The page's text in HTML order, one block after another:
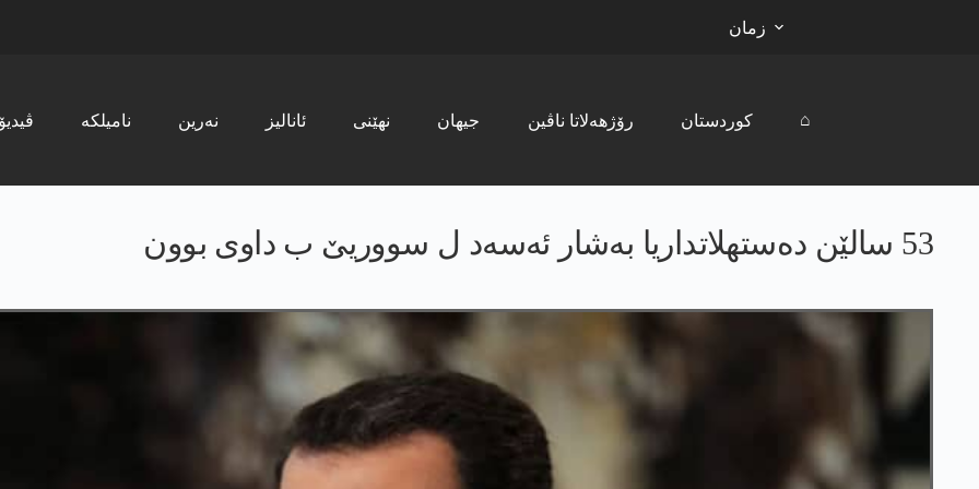
زمان
ڤیدیۆ نامیلکە نەرین ئانالیز نھێنی جیھان رۆژھەلاتا ناڤین کوردستان ⌂
53 سالێن دەستھلاتداریا بەشار ئەسەد ل سووریێ ب داوی بوون